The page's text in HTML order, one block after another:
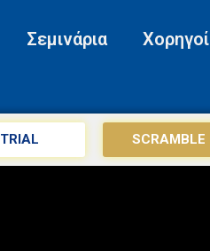
Σεμινάρια Χορηγοί
TRIAL SCRAMBLE